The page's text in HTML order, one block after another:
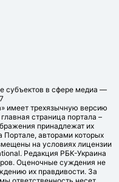
субъектов в сфере медиа —
имеет трехязычную версию
страница портала –
принадлежат их
Портале, авторами которых
на условиях лицензии
Редакция РБК-Украина
Оценочные суждения не
их правдивости. За